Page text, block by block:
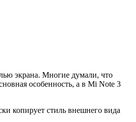
экрана. Многие думали, что
особенность, а в Mi Note 3
копирует стиль внешнего вида